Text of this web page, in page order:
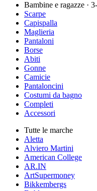
Bambine e ragazze ·
Scarpe
Capispalla
Maglieria
Pantaloni
Borse
Abiti
Gonne
Camicie
Pantaloncini
Costumi da bagno
Completi
Accessori
Tutte le marche
Aletta
Alviero Martini
American College
AR.IN
ArtSupermoney
Bikkembergs